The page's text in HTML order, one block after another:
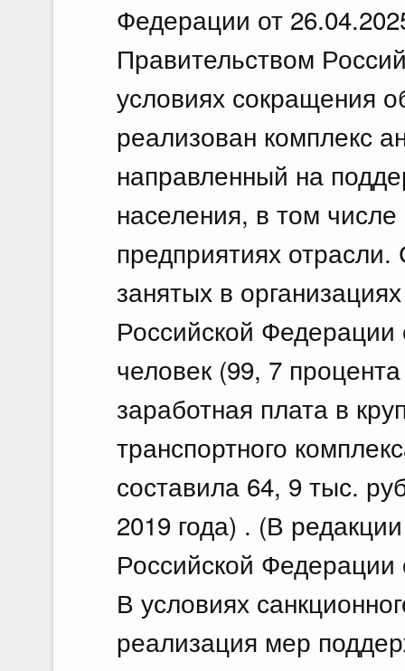
Федерации от
Правительством
условиях сокращения
реализован комплекс
направленный на
населения, в том
предприятиях
занятых в
Российской Федерации
человек (99, 7
заработная плата в
транспортного
составила 64, 9 тыс.
2019 года) . (В
Российской
В условиях
реализация мер